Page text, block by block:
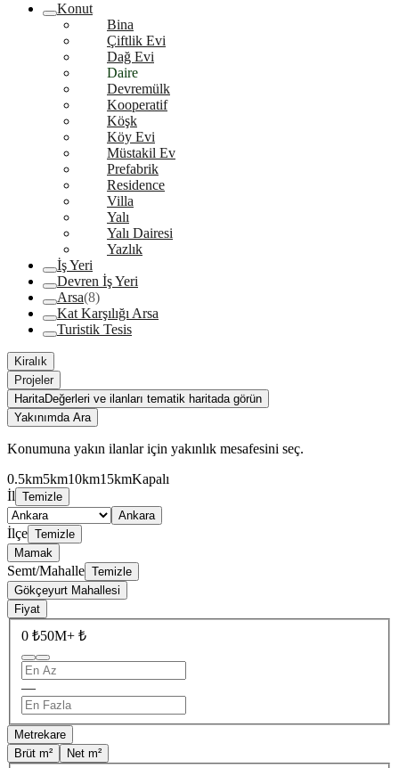
Konut
Bina
Çiftlik Evi
Dağ Evi
Daire
Devremülk
Kooperatif
Köşk
Köy Evi
Müstakil Ev
Prefabrik
Residence
Villa
Yalı
Yalı Dairesi
Yazlık
İş Yeri
Devren İş Yeri
Arsa(8)
Kat Karşılığı Arsa
Turistik Tesis
Kiralık
Projeler
HaritaDeğerleri ve ilanları tematik haritada görün
Yakınımda Ara
Konumuna yakın ilanlar için yakınlık mesafesini seç.
0.5km5km10km15kmKapalı
İl Temizle
Ankara
İlçe Temizle
Mamak
Semt/Mahalle Temizle
Gökçeyurt Mahallesi
Fiyat
0 ₺50M+ ₺
—
Metrekare
Brüt m²
Net m²